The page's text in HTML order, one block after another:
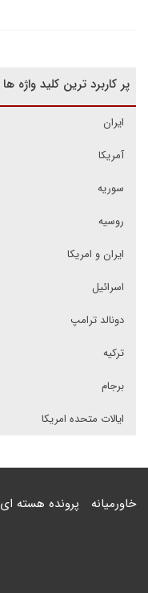
پر کاربرد ترین کلید واژه ها
ایران
آمریکا
سوریه
روسیه
ایران و امریکا
اسرائیل
دونالد ترامپ
ترکیه
برجام
ایالات متحده امریکا
خاورمیانه پرونده هسته ای